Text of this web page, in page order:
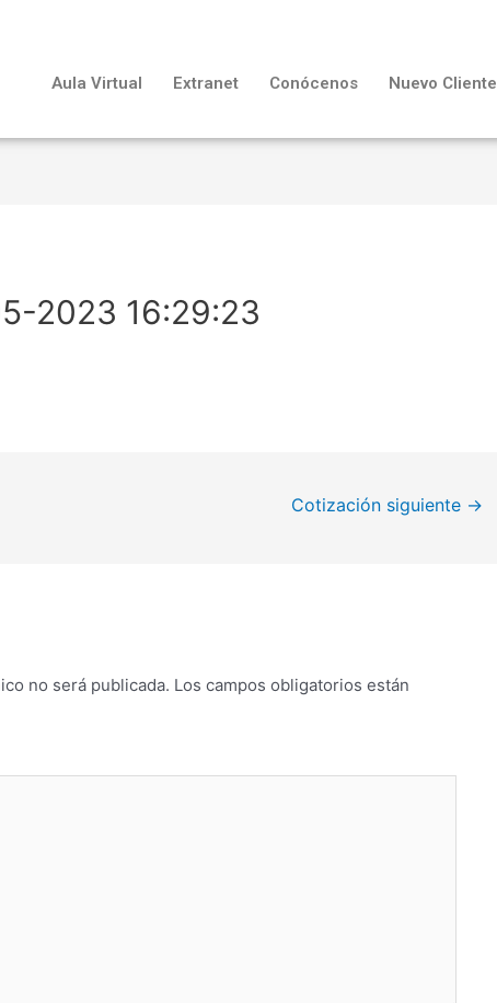
Aula Virtual Extranet Conócenos Nuevo Cliente
2023 16:29:23
Cotización siguiente →
no será publicada. Los campos obligatorios están